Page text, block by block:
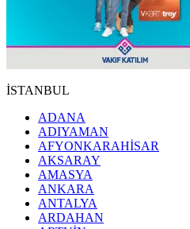
İSTANBUL
ADANA
ADIYAMAN
AFYONKARAHİSAR
AKSARAY
AMASYA
ANKARA
ANTALYA
ARDAHAN